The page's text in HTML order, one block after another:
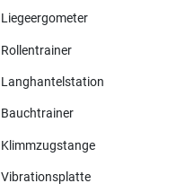
Liegeergometer
Rollentrainer
Langhantelstation
Bauchtrainer
Klimmzugstange
Vibrationsplatte